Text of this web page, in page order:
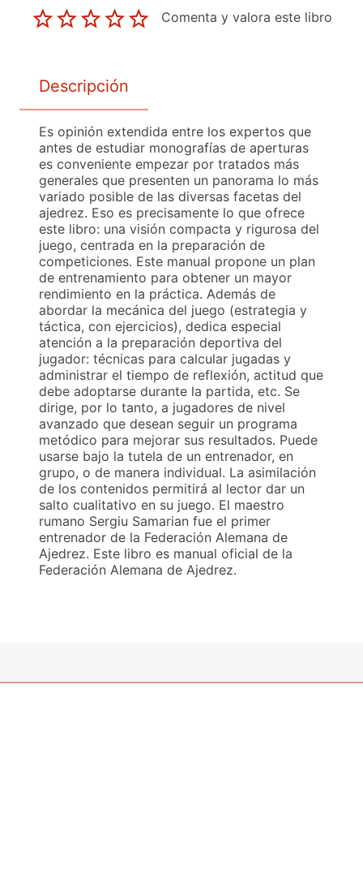
Comenta y valora este libro
Descripción
Es opinión extendida entre los expertos que
antes de estudiar monografías de aperturas
es conveniente empezar por tratados más
generales que presenten un panorama lo más
variado posible de las diversas facetas del
ajedrez. Eso es precisamente lo que ofrece
este libro: una visión compacta y rigurosa del
juego, centrada en la preparación de
competiciones. Este manual propone un plan
de entrenamiento para obtener un mayor
rendimiento en la práctica. Además de
abordar la mecánica del juego (estrategia y
táctica, con ejercicios), dedica especial
atención a la preparación deportiva del
jugador: técnicas para calcular jugadas y
administrar el tiempo de reflexión, actitud que
debe adoptarse durante la partida, etc. Se
dirige, por lo tanto, a jugadores de nivel
avanzado que desean seguir un programa
metódico para mejorar sus resultados. Puede
usarse bajo la tutela de un entrenador, en
grupo, o de manera individual. La asimilación
de los contenidos permitirá al lector dar un
salto cualitativo en su juego. El maestro
rumano Sergiu Samarian fue el primer
entrenador de la Federación Alemana de
Ajedrez. Este libro es manual oficial de la
Federación Alemana de Ajedrez.